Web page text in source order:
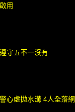
用
守五不一沒有
心虛拋水溝 4人全落網